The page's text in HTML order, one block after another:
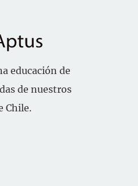
educación de
de nuestros
Chile.